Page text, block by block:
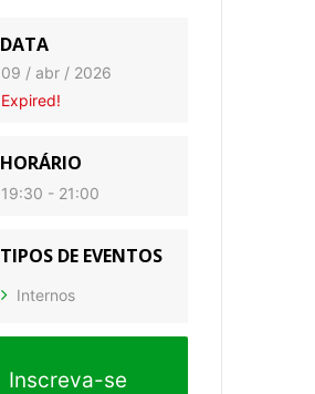
DATA
09 / abr / 2026
Expired!
HORÁRIO
19:30 - 21:00
TIPOS DE EVENTOS
Internos
Inscreva-se